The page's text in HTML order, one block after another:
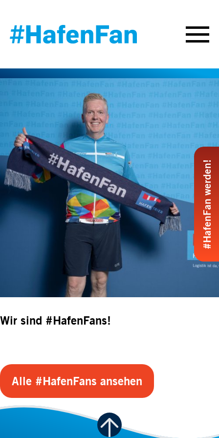
#HafenFan werden!
Wir sind #HafenFans!
Alle #HafenFans ansehen